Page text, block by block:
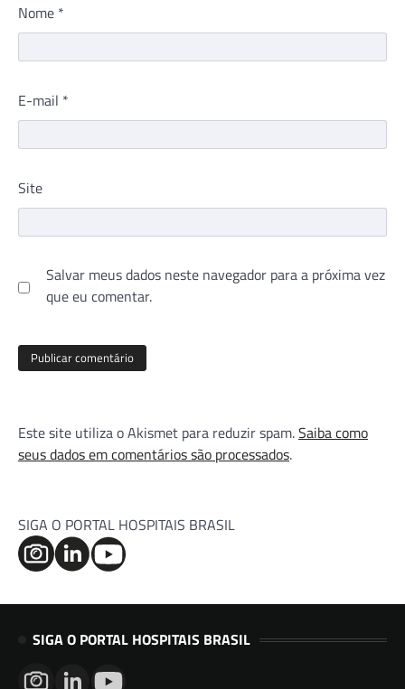
Nome *
E-mail *
Site
Salvar meus dados neste navegador para a próxima vez
que eu comentar.
Este site utiliza o Akismet para reduzir spam.Saiba como
seus dados em comentários são processados.
SIGA O PORTAL HOSPITAIS BRASIL
SIGA O PORTAL HOSPITAIS BRASIL